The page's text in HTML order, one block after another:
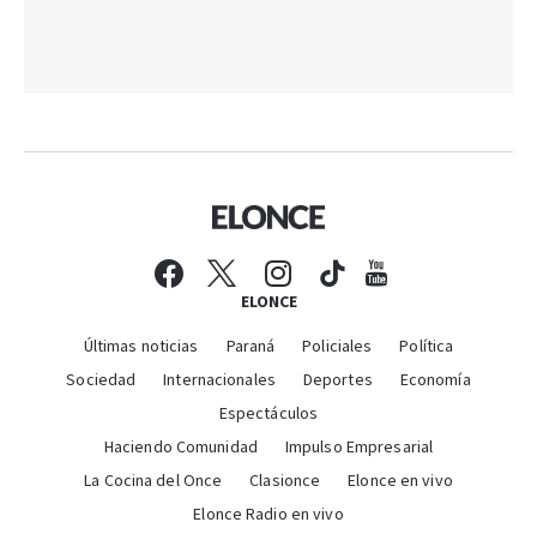
ELONCE
Últimas noticias Paraná Policiales
Política
Sociedad
Internacionales Deportes
Economía
Espectáculos
Haciendo Comunidad
Impulso Empresarial
La Cocina del Once
Clasionce
Elonce en vivo
Elonce Radio en vivo